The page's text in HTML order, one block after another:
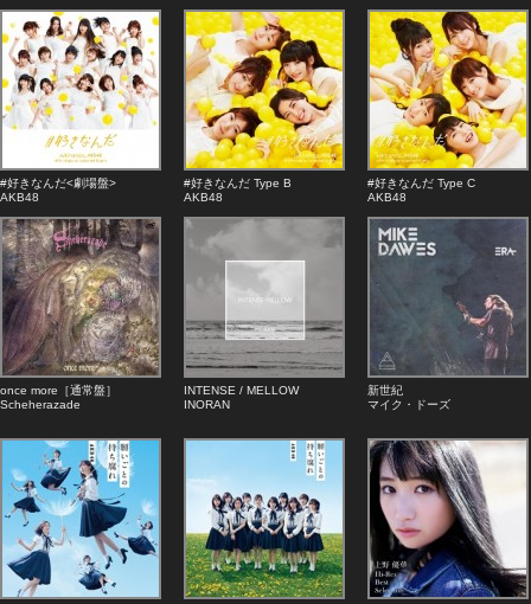
#好きなんだ<劇場盤>
AKB48
#好きなんだ Type B
AKB48
#好きなんだ Type C
AKB48
once more［通常盤］
Scheherazade
INTENSE / MELLOW
INORAN
新世紀
マイク・ドーズ